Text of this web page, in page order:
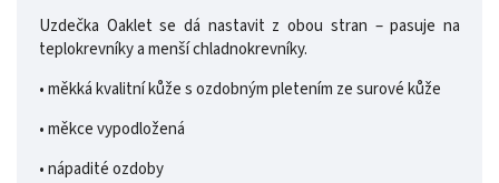
Uzdečka Oaklet se dá nastavit z obou stran – pasuje na
teplokrevníky a menší chladnokrevníky.
• měkká kvalitní kůže s ozdobným pletením ze surové kůže
• měkce vypodložená
• nápadité ozdoby